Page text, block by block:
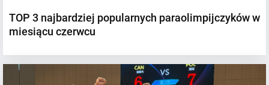
TOP 3 najbardziej popularnych paraolimpijczyków w
miesiącu czerwcu